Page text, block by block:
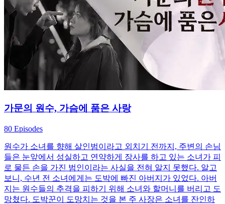
가문의 원수, 가슴에 품은 사랑
80 Episodes
원수가 소녀를 향해 살인범이라고 외치기 전까지, 주변의 손님
들은 눈앞에서 성실하고 연약하게 장사를 하고 있는 소녀가 피
로 물든 손을 가진 범인이라는 사실을 전혀 알지 못했다. 알고
보니, 수년 전 소녀에게는 도박에 빠진 아버지가 있었다. 아버
지는 원수들의 추격을 피하기 위해 소녀와 할머니를 버리고 도
망쳤다. 도박꾼이 도망치는 것을 본 주 사장은 소녀를 잔인하